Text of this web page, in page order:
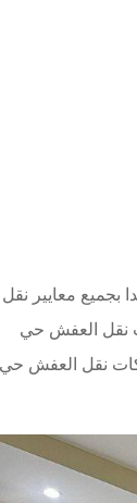
معايير نقل
نقل العفش حي
نقل العفش حي